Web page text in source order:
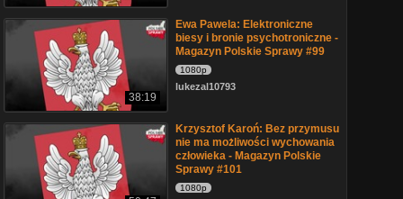
38:19
Ewa Pawela: Elektroniczne
biesy i bronie psychotroniczne -
Magazyn Polskie Sprawy #99
1080p
lukezal10793
Krzysztof Karoń: Bez przymusu
nie ma możliwości wychowania
człowieka - Magazyn Polskie
Sprawy #101
1080p